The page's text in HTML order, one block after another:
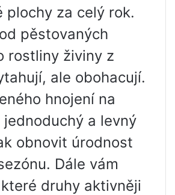
plochy za celý rok.
pěstovaných
rostliny živiny z
ale obohacují.
hnojení na
a levný
obnovit úrodnost
Dále vám
druhy aktivněji